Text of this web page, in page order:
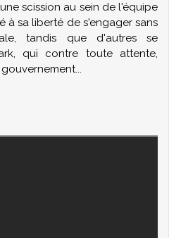
scission au sein de l'équipe
à sa liberté de s'engager sans
tandis que d'autres se
qui contre toute attente,